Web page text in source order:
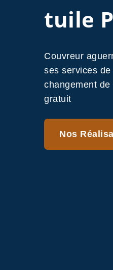
tuile
Couvreur
ses services
changement
gratuit
Nos